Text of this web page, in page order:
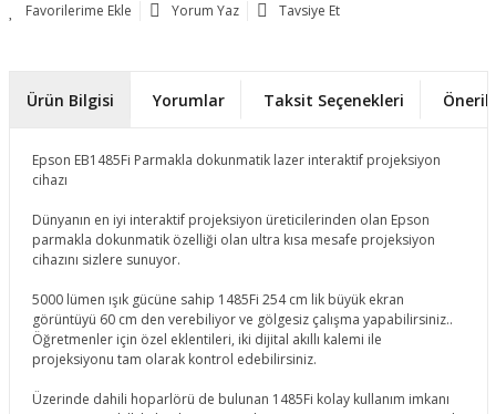
Yorum Yaz Tavsiye Et
Ürün Bilgisi Yorumlar Taksit Seçenekleri
Epson EB1485Fi Parmakla dokunmatik lazer interaktif projeksiyon
cihazı
Dünyanın en iyi interaktif projeksiyon üreticilerinden olan Epson
parmakla dokunmatik özelliği olan ultra kısa mesafe projeksiyon
cihazını sizlere sunuyor.
5000 lümen ışık gücüne sahip 1485Fi 254 cm lik büyük ekran
görüntüyü 60 cm den verebiliyor ve gölgesiz çalışma yapabilirsiniz..
Öğretmenler için özel eklentileri, iki dijital akıllı kalemi ile
projeksiyonu tam olarak kontrol edebilirsiniz.
Üzerinde dahili hoparlörü de bulunan 1485Fi kolay kullanım imkanı